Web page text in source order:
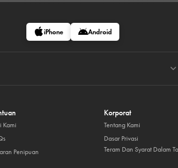
iPhone Android
Kami
Penipuan
Korporat
Tentang Kami
Dasar Privasi
Teram Dan Syarat Dalam